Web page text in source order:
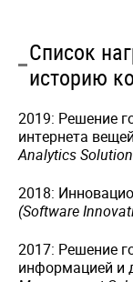
Список
историю
2019: Решение
интернета
Analytics
2018:
(Software
2017: Решение
информацией и